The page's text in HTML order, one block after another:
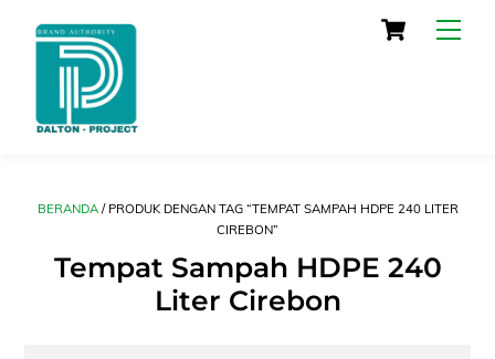
Cart
BERANDA/ PRODUK DENGAN TAG “TEMPAT SAMPAH HDPE 240 LITER
CIREBON”
Tempat Sampah HDPE 240
Liter Cirebon